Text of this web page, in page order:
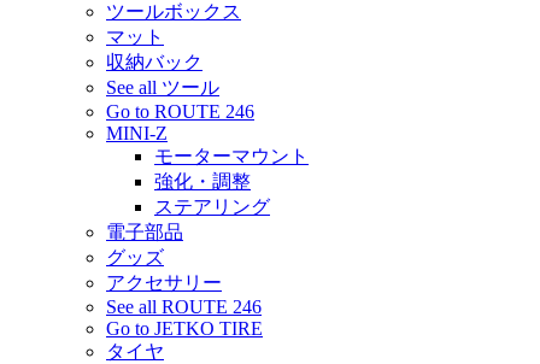
ツールボックス
マット
収納バック
See all ツール
Go to ROUTE 246
MINI-Z
モーターマウント
強化・調整
ステアリング
電子部品
グッズ
アクセサリー
See all ROUTE 246
Go to JETKO TIRE
タイヤ